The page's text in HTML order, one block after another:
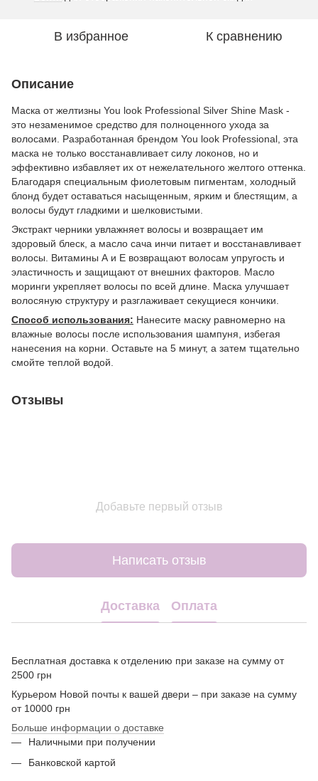
В избранное К сравнению
Описание
Маска от желтизны You look Professional Silver Shine Mask -
это незаменимое средство для полноценного ухода за
волосами. Разработанная брендом You look Professional, эта
маска не только восстанавливает силу локонов, но и
эффективно избавляет их от нежелательного желтого оттенка.
Благодаря специальным фиолетовым пигментам, холодный
блонд будет оставаться насыщенным, ярким и блестящим, а
волосы будут гладкими и шелковистыми.
Экстракт черники увлажняет волосы и возвращает им
здоровый блеск, а масло сача инчи питает и восстанавливает
волосы. Витамины А и Е возвращают волосам упругость и
эластичность и защищают от внешних факторов. Масло
моринги укрепляет волосы по всей длине. Маска улучшает
волосяную структуру и разглаживает секущиеся кончики.
Способ использования: Нанесите маску равномерно на
влажные волосы после использования шампуня, избегая
нанесения на корни. Оставьте на 5 минут, а затем тщательно
смойте теплой водой.
Отзывы
Добавьте первый отзыв
Написать отзыв
Доставка Оплата
Бесплатная доставка к отделению при заказе на сумму от
2500 грн
Курьером Новой почты к вашей двери – при заказе на сумму
от 10000 грн
Больше информации о доставке
Наличными при получении
Банковской картой